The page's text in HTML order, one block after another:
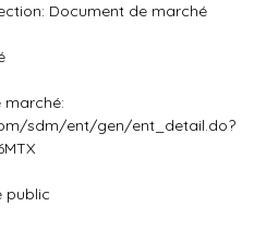
Document de marché
marché:
sdm/ent/gen/ent_detail.do?
public